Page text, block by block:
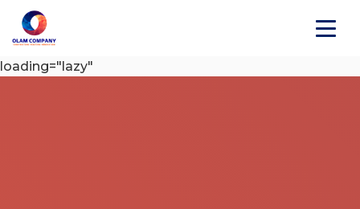
loading="lazy"